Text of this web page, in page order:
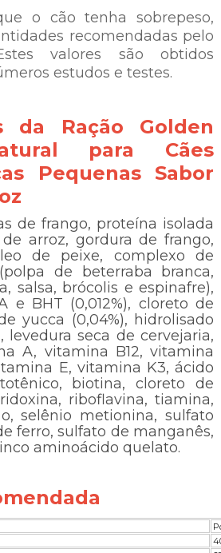
o cão tenha sobrepeso,
recomendadas pelo
valores são obtidos
estudos e testes.
da Ração Golden
para Cães
Pequenas Sabor
de frango, proteína isolada
arroz, gordura de frango,
de peixe, complexo de
de beterraba branca,
salsa, brócolis e espinafre),
e BHT (0,012%), cloreto de
yucca (0,04%), hidrolisado
levedura seca de cervejaria,
A, vitamina B12, vitamina
E, vitamina K3, ácido
biotina, cloreto de
riboflavina, tiamina,
selênio metionina, sulfato
ferro, sulfato de manganês,
aminoácido quelato.